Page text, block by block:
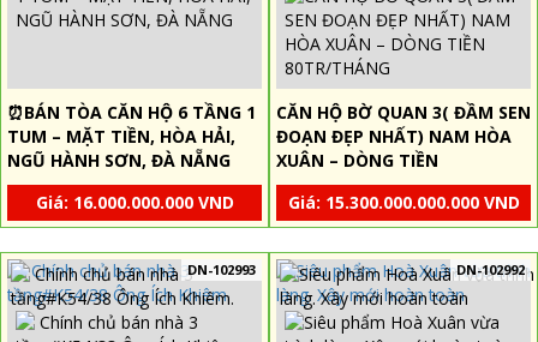
⏰️BÁN TÒA CĂN HỘ 6 TẦNG 1
TUM – MẶT TIỀN, HÒA HẢI,
NGŨ HÀNH SƠN, ĐÀ NẴNG
Giá: 16.000.000.000 VND
CĂN HỘ BỜ QUAN 3( ĐẦM SEN
ĐOẠN ĐẸP NHẤT) NAM HÒA
XUÂN – DÒNG TIỀN
80TR/THÁNG
Giá: 15.300.000.000.000 VND
DN-102993 DN-102992